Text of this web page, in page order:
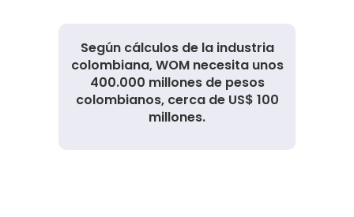
Según cálculos de la industria
colombiana, WOM necesita unos
400.000 millones de pesos
colombianos, cerca de US$ 100
millones.